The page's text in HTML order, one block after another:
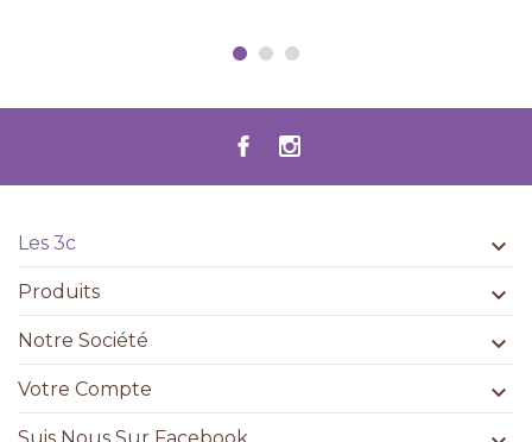
Les 3c 
Produits 
Notre Société 
Votre Compte 